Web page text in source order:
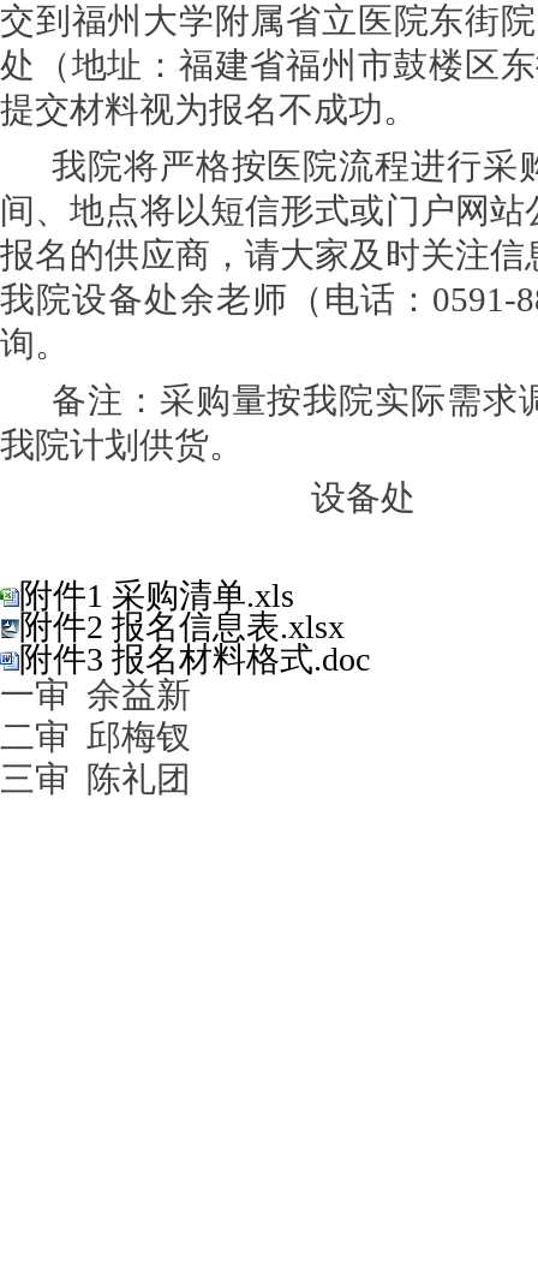
交到福州大学附属省立医院东街
处 （地址：福建省福州市鼓楼区
提交材料视为报名不成功。
我院将严格按医院流程进行采
间、地点将以短信形式或门户网
报名的供应商 ， 请大家及时关注信
我院设备处余老师 （电话： 0591-
询。
备注：采购量按我院实际需求
我院计划供货。
设备处
附件1 采购清单.xls
附件2 报名信息表.xlsx
附件3 报名材料格式.doc
一审 余益新
二审 邱梅钗
三审 陈礼团